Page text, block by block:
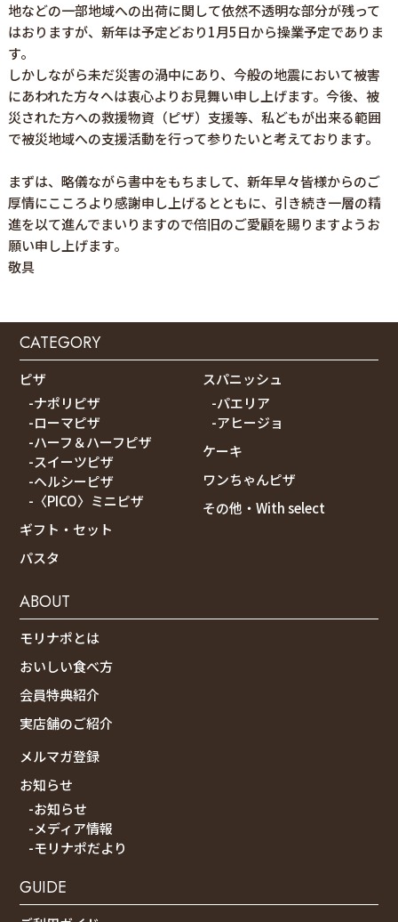
地などの一部地域への出荷に関して依然不透明な部分が残って
はおりますが、新年は予定どおり1月5日から操業予定でありま
す。
しかしながら未だ災害の渦中にあり、今般の地震において被害
にあわれた方々へは衷心よりお見舞い申し上げます。今後、被
災された方への救援物資（ピザ）支援等、私どもが出来る範囲
で被災地域への支援活動を行って参りたいと考えております。
まずは、略儀ながら書中をもちまして、新年早々皆様からのご
厚情にこころより感謝申し上げるとともに、引き続き一層の精
進を以て進んでまいりますので倍旧のご愛顧を賜りますようお
願い申し上げます。
敬具
CATEGORY
ピザ
-ナポリピザ
-ローマピザ
-ハーフ＆ハーフピザ
-スイーツピザ
-ヘルシーピザ
-〈PICO〉ミニピザ
ギフト・セット
パスタ
スパニッシュ
-パエリア
-アヒージョ
ケーキ
ワンちゃんピザ
その他・With select
ABOUT
モリナポとは
おいしい食べ方
会員特典紹介
実店舗のご紹介
メルマガ登録
お知らせ
-お知らせ
-メディア情報
-モリナポだより
GUIDE